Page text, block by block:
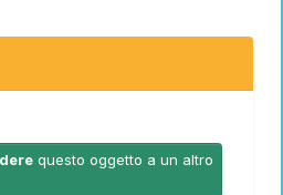
questo oggetto a un altro